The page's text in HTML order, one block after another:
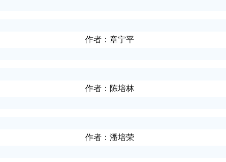
作者：章宁平
作者：陈培林
作者： 潘培荣